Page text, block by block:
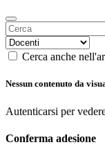
Cerca anche
Nessun contenuto da
Autenticarsi per
Conferma adesione